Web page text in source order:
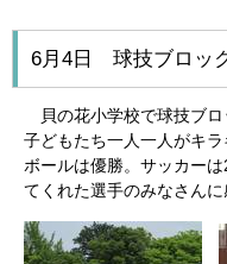
6月4日 球技ブロッ
貝の花小学校で球技ブロ
子どもたち一人一人がキ
ボールは優勝。サッカー
てくれた選手のみなさんに